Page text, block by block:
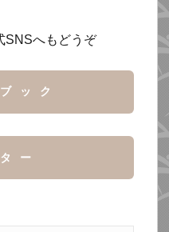
SNSへもどうぞ
ック
ー